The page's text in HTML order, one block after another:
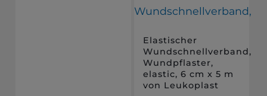
Elastischer
Wundschnellverband,
Wundpflaster,
elastic, 6 cm x 5 m
von Leukoplast